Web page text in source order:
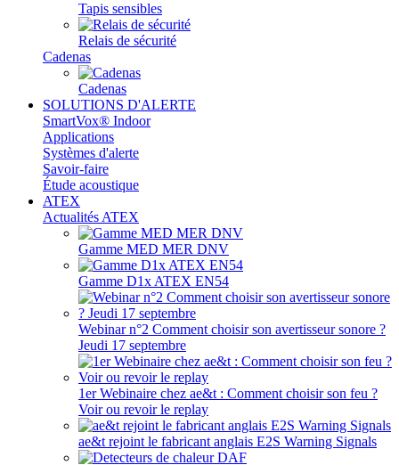
Tapis sensibles
Relais de sécurité
Cadenas
Cadenas
SOLUTIONS D'ALERTE
SmartVox® Indoor
Applications
Systèmes d'alerte
Savoir-faire
Étude acoustique
ATEX
Actualités ATEX
Gamme MED MER DNV
Gamme D1x ATEX EN54
Webinar n°2 Comment choisir son avertisseur sonore ?
Jeudi 17 septembre
1er Webinaire chez ae&t : Comment choisir son feu ?
Voir ou revoir le replay
ae&t rejoint le fabricant anglais E2S Warning Signals